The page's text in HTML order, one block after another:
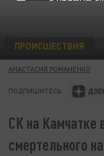
ПРОИСШЕСТВИЯ
АНАСТАСИЯ РОМАНЕНКО
ПОДПИШИТЕСЬ:
СК на Камчатке
смертельного